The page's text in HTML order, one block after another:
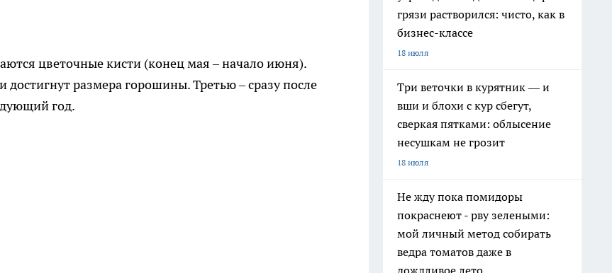
цветочные кисти (конец мая – начало июня).
достигнут размера горошины. Третью – сразу после
год.
грязи растворился: чисто, как в
бизнес-классе
18 июля
Три веточки в курятник — и
вши и блохи с кур сбегут,
сверкая пятками: облысение
несушкам не грозит
18 июля
Не жду пока помидоры
покраснеют - рву зелеными:
мой личный метод собирать
ведра томатов даже в
дождливое лето